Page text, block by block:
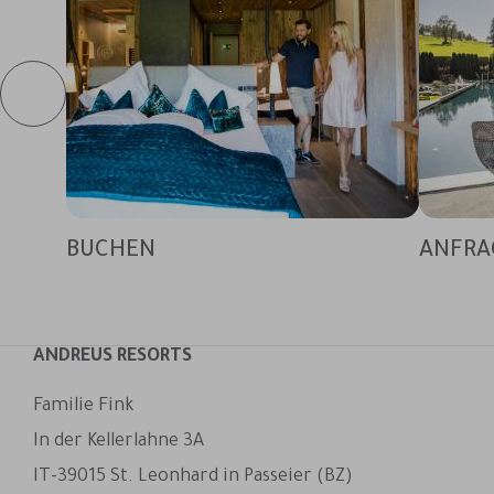
BUCHEN
ANDREUS RESORTS
Familie Fink
In der Kellerlahne 3A
IT-39015 St. Leonhard in Passeier (BZ)